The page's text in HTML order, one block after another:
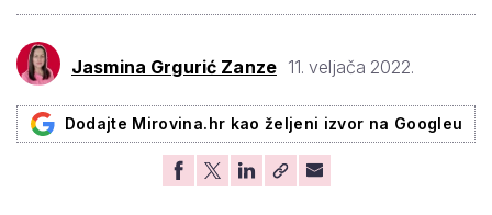
Jasmina Grgurić Zanze 11. veljača 2022.
Dodajte Mirovina.hr kao željeni izvor na Googleu